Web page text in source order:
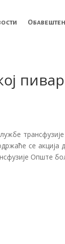
се акција
Опште